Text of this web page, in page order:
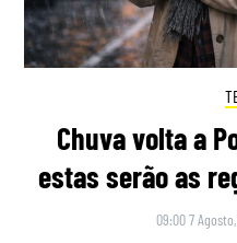
Chuva volta a
estas serão as
09:00 7